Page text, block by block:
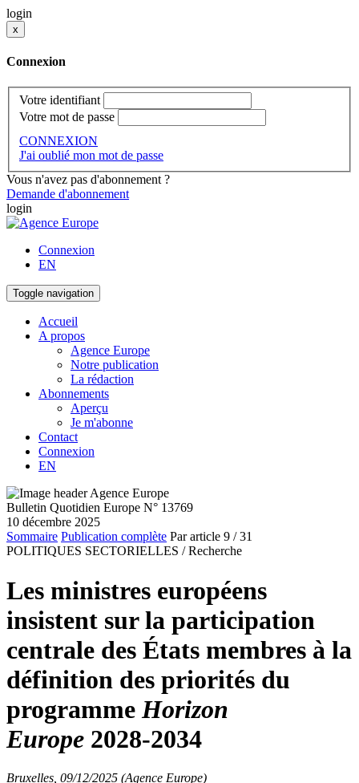
login
x
Connexion
Votre identifiant
Votre mot de passe
CONNEXION
J'ai oublié mon mot de passe
Vous n'avez pas d'abonnement ?
Demande d'abonnement
login
Connexion
EN
Toggle navigation
Accueil
A propos
Agence Europe
Notre publication
La rédaction
Abonnements
Aperçu
Je m'abonne
Contact
Connexion
EN
Bulletin Quotidien Europe N° 13769
10 décembre 2025
Sommaire Publication complète Par article 9 / 31
POLITIQUES SECTORIELLES / Recherche
Les ministres européens
insistent sur la participation
centrale des États membres à la
définition des priorités du
programme Horizon
Europe 2028-2034
Bruxelles, 09/12/2025 (Agence Europe)